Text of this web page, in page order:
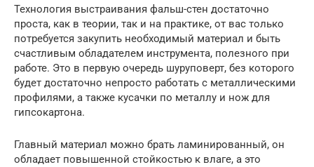
Технология выстраивания фальш-стен достаточно
проста, как в теории, так и на практике, от вас только
потребуется закупить необходимый материал и быть
счастливым обладателем инструмента, полезного при
работе. Это в первую очередь шуруповерт, без которого
будет достаточно непросто работать с металлическими
профилями, а также кусачки по металлу и нож для
гипсокартона.
Главный материал можно брать ламинированный, он
обладает повышенной стойкостью к влаге, а это